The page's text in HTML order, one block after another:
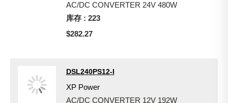
AC/DC CONVERTER 24V 480W
库存 : 223
$282.27
DSL240PS12-I
XP Power
AC/DC CONVERTER 12V 192W